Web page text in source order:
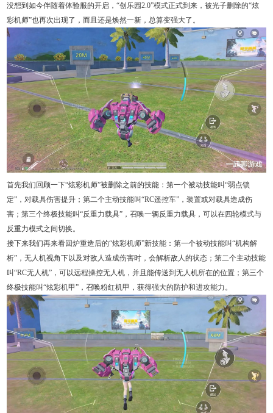
没想到如今伴随着体验服的开启，“创乐园2.0”模式正式到来，被光子删除的“炫
彩机师”也再次出现了，而且还是焕然一新，总算变强大了。
首先我们回顾一下“炫彩机师”被删除之前的技能：第一个被动技能叫“弱点锁
定”，对载具伤害提升；第二个主动技能叫“RC遥控车”，装置或对载具造成伤
害；第三个终极技能叫“反重力载具”，召唤一辆反重力载具，可以在四轮模式与
反重力模式之间切换。
接下来我们再来看回炉重造后的“炫彩机师”新技能：第一个被动技能叫“机构解
析”，无人机视角下以及对敌人造成伤害时，会解析敌人的状态；第二个主动技能
叫“RC无人机”，可以远程操控无人机，并且能传送到无人机所在的位置；第三个
终极技能叫“炫彩机甲”，召唤粉红机甲，获得强大的防护和进攻能力。